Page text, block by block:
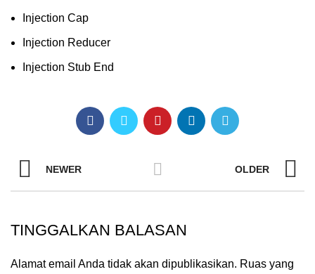
Injection Cap
Injection Reducer
Injection Stub End
NEWER OLDER
TINGGALKAN BALASAN
Alamat email Anda tidak akan dipublikasikan. Ruas yang